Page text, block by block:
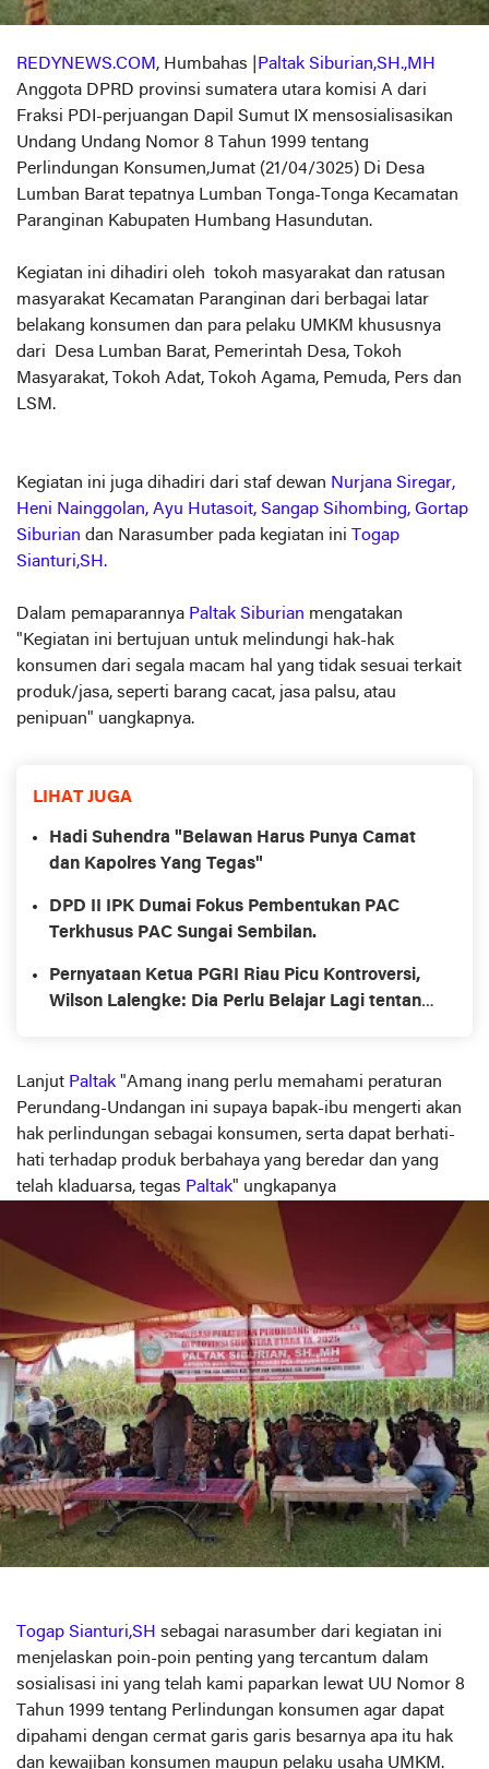
REDYNEWS.COM , Humbahas |
Paltak Siburian,SH.,MH
Anggota DPRD provinsi sumatera utara komisi A dari
Fraksi PDI-perjuangan Dapil Sumut IX mensosialisasikan
Undang Undang Nomor 8 Tahun 1999 tentang
Perlindungan Konsumen,Jumat (21/04/3025) Di Desa
Lumban Barat tepatnya Lumban Tonga-Tonga Kecamatan
Paranginan Kabupaten Humbang Hasundutan.
Kegiatan ini dihadiri oleh tokoh masyarakat dan ratusan
masyarakat Kecamatan Paranginan dari berbagai latar
belakang konsumen dan para pelaku UMKM khususnya
dari Desa Lumban Barat, Pemerintah Desa, Tokoh
Masyarakat, Tokoh Adat, Tokoh Agama, Pemuda, Pers dan
LSM.
Kegiatan ini juga dihadiri dari staf dewan Nurjana Siregar,
Heni Nainggolan, Ayu Hutasoit, Sangap Sihombing, Gortap
Siburian dan Narasumber pada kegiatan ini
Togap
Sianturi,SH.
Dalam pemaparannya Paltak Siburian mengatakan
"Kegiatan ini bertujuan untuk melindungi hak-hak
konsumen dari segala macam hal yang tidak sesuai terkait
produk/jasa, seperti barang cacat, jasa palsu, atau
penipuan" uangkapnya.
LIHAT JUGA
Hadi Suhendra "Belawan Harus Punya Camat
dan Kapolres Yang Tegas"
DPD II IPK Dumai Fokus Pembentukan PAC
Terkhusus PAC Sungai Sembilan.
Pernyataan Ketua PGRI Riau Picu Kontroversi,
Wilson Lalengke: Dia Perlu Belajar Lagi tentang
Lanjut Paltak "Amang inang perlu memahami peraturan
Perundang-Undangan ini supaya bapak-ibu mengerti akan
hak perlindungan sebagai konsumen, serta dapat berhati-
hati terhadap produk berbahaya yang beredar dan yang
telah kladuarsa, tegas Paltak" ungkapanya
Togap Sianturi,SH sebagai narasumber dari kegiatan ini
menjelaskan poin-poin penting yang tercantum dalam
sosialisasi ini yang telah kami paparkan lewat UU Nomor 8
Tahun 1999 tentang Perlindungan konsumen agar dapat
dipahami dengan cermat garis garis besarnya apa itu hak
dan kewajiban konsumen maupun pelaku usaha UMKM.